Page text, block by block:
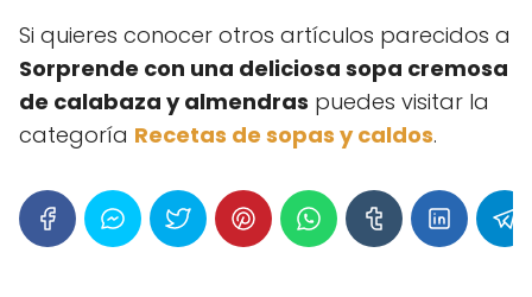
Si quieres conocer otros artículos parecidos a
Sorprende con una deliciosa sopa cremosa
de calabaza y almendras puedes visitar la
categoría Recetas de sopas y caldos.